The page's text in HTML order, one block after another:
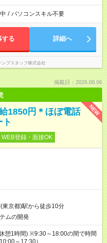
/ パソコンスキル不要
する 詳細へ
ンプスタッフ株式会社
掲載日：2026.08.06
NEW
1850円＊ほぼ電話
WEB登録・面接OK
東京都)駅から徒歩10分
ムの開発
憩1時間) ※9:30～18:00の間で時間
～17:30）